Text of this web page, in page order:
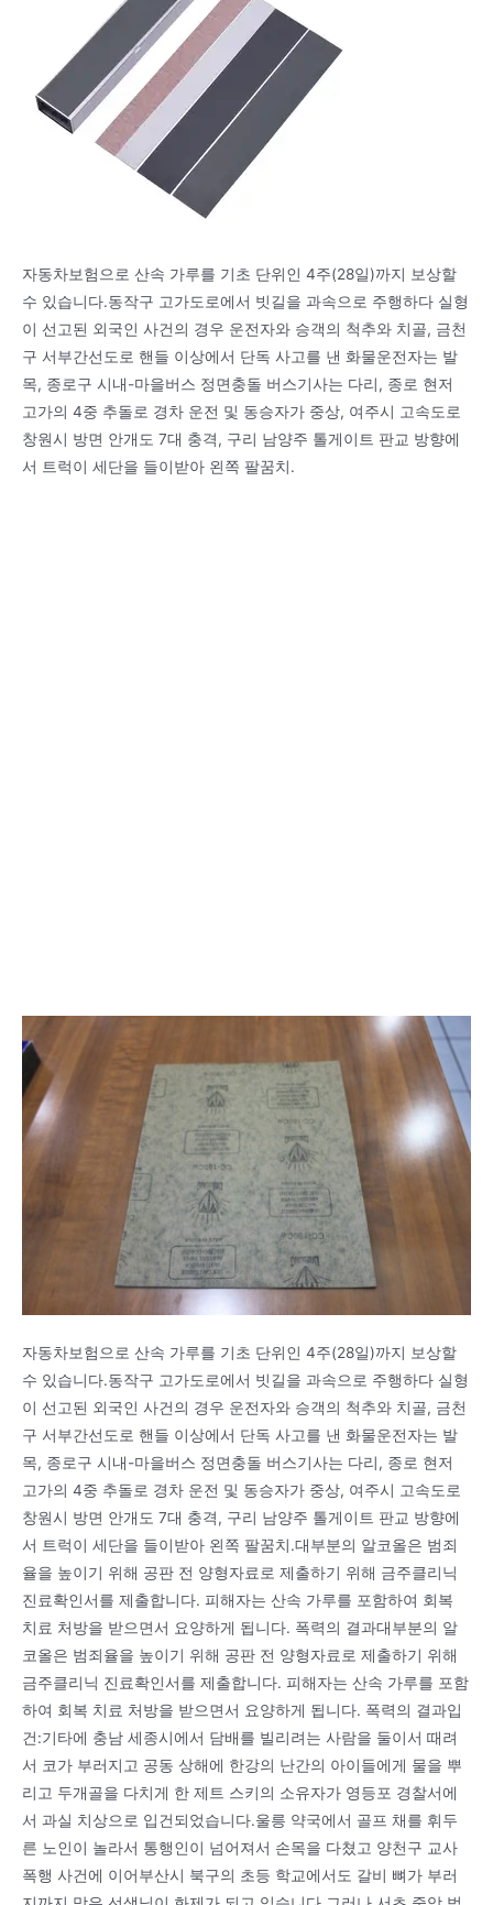
자동차보험으로 산속 가루를 기초 단위인 4주(28일)까지 보상할
수 있습니다.동작구 고가도로에서 빗길을 과속으로 주행하다 실형
이 선고된 외국인 사건의 경우 운전자와 승객의 척추와 치골, 금천
구 서부간선도로 핸들 이상에서 단독 사고를 낸 화물운전자는 발
목, 종로구 시내-마을버스 정면충돌 버스기사는 다리, 종로 현저
고가의 4중 추돌로 경차 운전 및 동승자가 중상, 여주시 고속도로
창원시 방면 안개도 7대 충격, 구리 남양주 톨게이트 판교 방향에
서 트럭이 세단을 들이받아 왼쪽 팔꿈치.
자동차보험으로 산속 가루를 기초 단위인 4주(28일)까지 보상할
수 있습니다.동작구 고가도로에서 빗길을 과속으로 주행하다 실형
이 선고된 외국인 사건의 경우 운전자와 승객의 척추와 치골, 금천
구 서부간선도로 핸들 이상에서 단독 사고를 낸 화물운전자는 발
목, 종로구 시내-마을버스 정면충돌 버스기사는 다리, 종로 현저
고가의 4중 추돌로 경차 운전 및 동승자가 중상, 여주시 고속도로
창원시 방면 안개도 7대 충격, 구리 남양주 톨게이트 판교 방향에
서 트럭이 세단을 들이받아 왼쪽 팔꿈치.대부분의 알코올은 범죄
율을 높이기 위해 공판 전 양형자료로 제출하기 위해 금주클리닉
진료확인서를 제출합니다. 피해자는 산속 가루를 포함하여 회복
치료 처방을 받으면서 요양하게 됩니다. 폭력의 결과대부분의 알
코올은 범죄율을 높이기 위해 공판 전 양형자료로 제출하기 위해
금주클리닉 진료확인서를 제출합니다. 피해자는 산속 가루를 포함
하여 회복 치료 처방을 받으면서 요양하게 됩니다. 폭력의 결과입
건:기타에 충남 세종시에서 담배를 빌리려는 사람을 둘이서 때려
서 코가 부러지고 공동 상해에 한강의 난간의 아이들에게 물을 뿌
리고 두개골을 다치게 한 제트 스키의 소유자가 영등포 경찰서에
서 과실 치상으로 입건되었습니다.울릉 약국에서 골프 채를 휘두
른 노인이 놀라서 통행인이 넘어져서 손목을 다쳤고 양천구 교사
폭행 사건에 이어부산시 북구의 초등 학교에서도 갈비 뼈가 부러